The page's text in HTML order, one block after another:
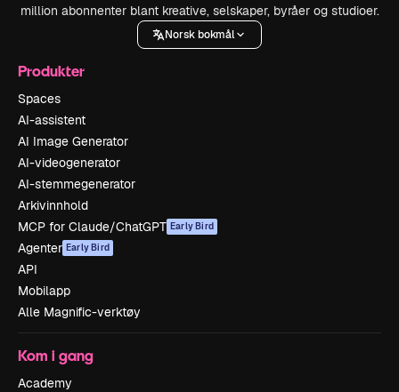
million abonnenter blant kreative, selskaper, byråer og studioer.
Norsk bokmål
Produkter
Spaces
AI-assistent
AI Image Generator
AI-videogenerator
AI-stemmegenerator
Arkivinnhold
MCP for Claude/ChatGPT Early Bird
Agenter Early Bird
API
Mobilapp
Alle Magnific-verktøy
Kom i gang
Academy